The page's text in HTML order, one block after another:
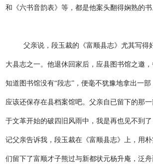
和《六书音韵表》等，都是他案头翻得娴熟的书
父亲说，段玉裁的《富顺县志》尤其写得
大县志之一。他退休回家后，应县图书馆之邀，
知道图书馆没有“段志”，便毫不犹豫地拿出一
应该还保存在县档案馆吧。父亲自已留下的那
于文革开始的破四旧风雨中，我是再也见不到
记父亲告诉我，段玉裁在《富顺县志》上，用
们留下了富顺才子熊过与新都状元杨升庵，泛舟